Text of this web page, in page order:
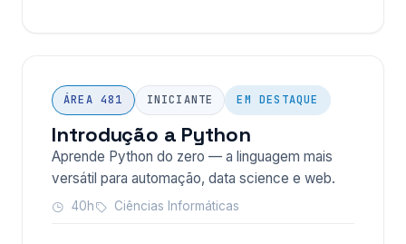
ÁREA 481 INICIANTE EM DESTAQUE
Introdução a Python
Aprende Python do zero — a linguagem mais
versátil para automação, data science e web.
40h Ciências Informáticas